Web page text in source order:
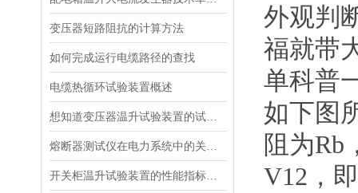
变压器短路阻抗的计算方法
如何完成运行电缆路径的查找
电缆热循环试验装置概述
外观判
福就带
单科普
如下图
阻为Rb
V12，